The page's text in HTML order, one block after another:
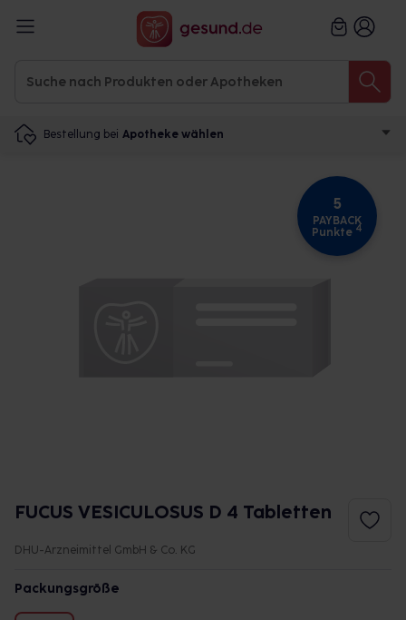
Bestellung bei Apotheke wählen
5
PAYBACK
Punkte 4
FUCUS VESICULOSUS D 4 Tabletten
DHU-Arzneimittel GmbH & Co. KG
Packungsgröße